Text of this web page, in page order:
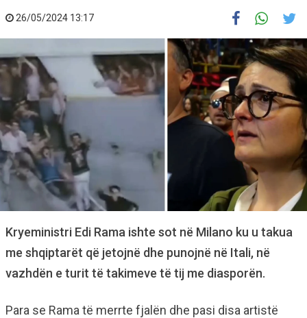
26/05/2024 13:17
Kryeministri Edi Rama ishte sot në Milano ku u takua
me shqiptarët që jetojnë dhe punojnë në Itali, në
vazhdën e turit të takimeve të tij me diasporën.
Para se Rama të merrte fjalën dhe pasi disa artistë